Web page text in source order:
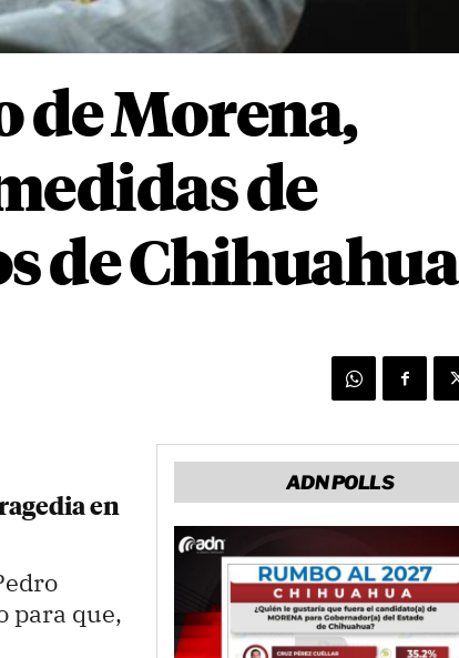
de Morena,
de
de Chihuahua
en
para que,
ADN POLLS